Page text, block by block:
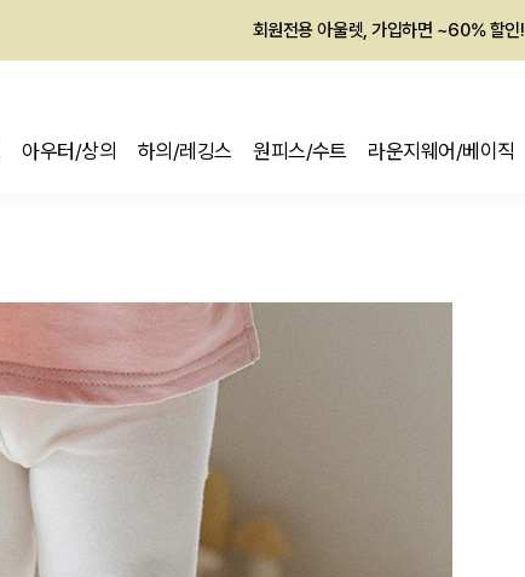
회원전용 아울렛, 가입하면 ~60% 할인!
아우터/상의 하의/레깅스 원피스/수트 라운지웨어/베이직